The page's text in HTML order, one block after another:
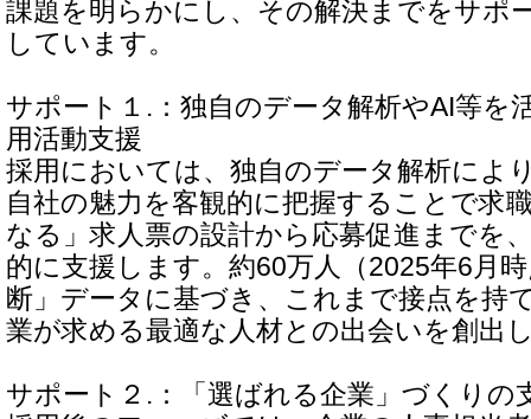
課題を明らかにし、その解決までをサポ
しています。
サポート１.：独自のデータ解析やAI等を
用活動支援
採用においては、独自のデータ解析によ
自社の魅力を客観的に把握することで求
なる」求人票の設計から応募促進までを
的に支援します。約60万人（2025年6月
断」データに基づき、これまで接点を持
業が求める最適な人材との出会いを創出
サポート２.：「選ばれる企業」づくりの